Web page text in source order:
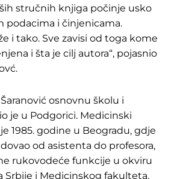
stručnih knjiga počinje usko
podacima i činjenicama.
i tako. Sve zavisi od toga kome
i šta je cilj autora“, pojasnio
osnovnu školu i
je u Podgorici. Medicinski
1985. godine u Beogradu, gdje
od asistenta do profesora,
rukovodeće funkcije u okviru
Srbije i Medicinskog fakulteta.